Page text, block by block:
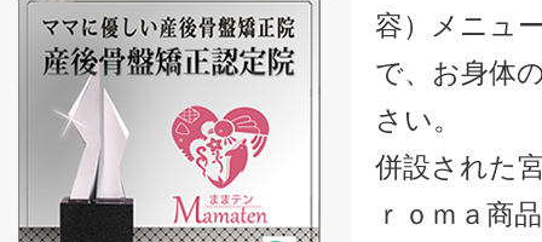
容）メニュ
で、お身体
さい。
併設された
ｒｏｍａ商